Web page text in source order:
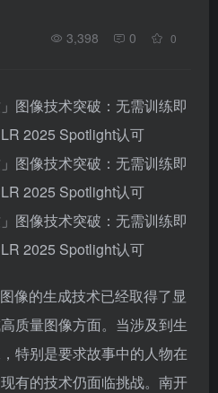
3,398 0 0
像的生成技术已经取得了显
质量图像方面。当涉及到生
特别是要求故事中的人物在
有的技术仍面临挑战。南开